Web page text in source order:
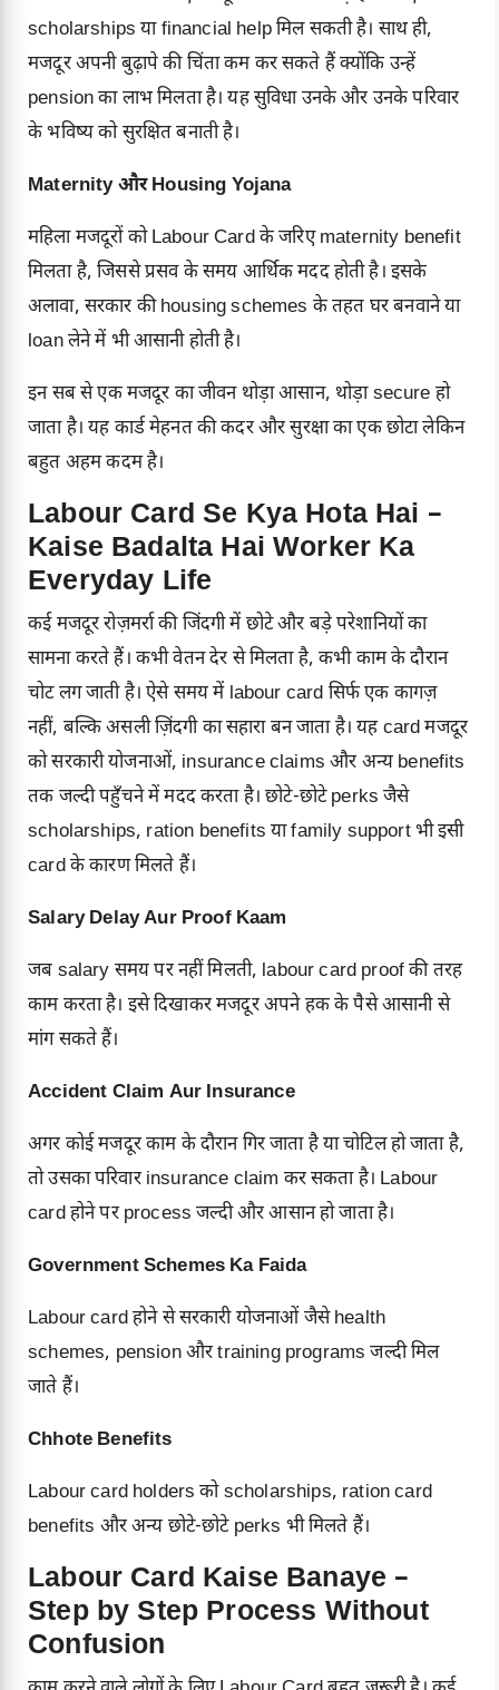
scholarships या financial help मिल सकती है। साथ ही,
मजदूर अपनी बुढ़ापे की चिंता कम कर सकते हैं क्योंकि उन्हें
pension का लाभ मिलता है। यह सुविधा उनके और उनके परिवार
के भविष्य को सुरक्षित बनाती है।
Maternity और Housing Yojana
महिला मजदूरों को Labour Card के जरिए maternity benefit
मिलता है, जिससे प्रसव के समय आर्थिक मदद होती है। इसके
अलावा, सरकार की housing schemes के तहत घर बनवाने या
loan लेने में भी आसानी होती है।
इन सब से एक मजदूर का जीवन थोड़ा आसान, थोड़ा secure हो
जाता है। यह कार्ड मेहनत की कदर और सुरक्षा का एक छोटा लेकिन
बहुत अहम कदम है।
Labour Card Se Kya Hota Hai –
Kaise Badalta Hai Worker Ka
Everyday Life
कई मजदूर रोज़मर्रा की जिंदगी में छोटे और बड़े परेशानियों का
सामना करते हैं। कभी वेतन देर से मिलता है, कभी काम के दौरान
चोट लग जाती है। ऐसे समय में labour card सिर्फ एक कागज़
नहीं, बल्कि असली ज़िंदगी का सहारा बन जाता है। यह card मजदूर
को सरकारी योजनाओं, insurance claims और अन्य benefits
तक जल्दी पहुँचने में मदद करता है। छोटे-छोटे perks जैसे
scholarships, ration benefits या family support भी इसी
card के कारण मिलते हैं।
Salary Delay Aur Proof Kaam
जब salary समय पर नहीं मिलती, labour card proof की तरह
काम करता है। इसे दिखाकर मजदूर अपने हक के पैसे आसानी से
मांग सकते हैं।
Accident Claim Aur Insurance
अगर कोई मजदूर काम के दौरान गिर जाता है या चोटिल हो जाता है,
तो उसका परिवार insurance claim कर सकता है। Labour
card होने पर process जल्दी और आसान हो जाता है।
Government Schemes Ka Faida
Labour card होने से सरकारी योजनाओं जैसे health
schemes, pension और training programs जल्दी मिल
जाते हैं।
Chhote Benefits
Labour card holders को scholarships, ration card
benefits और अन्य छोटे-छोटे perks भी मिलते हैं।
Labour Card Kaise Banaye –
Step by Step Process Without
Confusion